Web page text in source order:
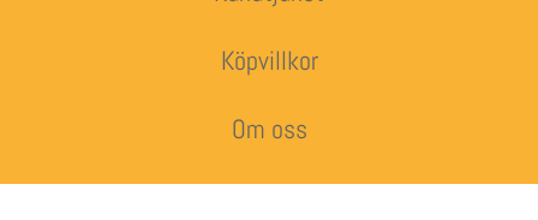
Köpvillkor
Om oss